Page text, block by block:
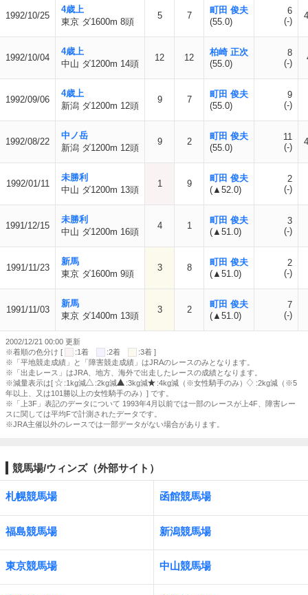
1992/10/25
4歳上
東京 ダ1600m 8頭
5 7
町田 俊夫
(55.0)
6
(-)
1992/10/04
4歳上
中山 ダ1200m 14頭
12 12
柏崎 正次
(55.0)
8
(-)
1992/09/06
4歳上
新潟 ダ1200m 12頭
9 7
町田 俊夫
(55.0)
9
(-)
1992/08/22
中ノ岳
新潟 ダ1200m 12頭
9 2
町田 俊夫
(55.0)
11
(-)
1992/01/11
未勝利
中山 ダ1200m 13頭
1 9
町田 俊夫
(▲52.0)
2
(-)
1991/12/15
未勝利
中山 ダ1200m 16頭
4 1
町田 俊夫
(▲51.0)
3
(-)
1991/11/23
新馬
東京 ダ1600m 9頭
3 8
町田 俊夫
(▲51.0)
2
(-)
1991/11/03
新馬
東京 ダ1400m 13頭
3 2
町田 俊夫
(▲51.0)
7
(-)
2002/12/21 00:00 更新
※着順の色分け [
:1着 :2着
:3着 ]
※「平地競走成績」と「障害競走成績」はJRAのレースのみとなります。
※「出走レース」はJRA、地方、海外で出走したレースの成績となります。
※減量表示は[
:1kg減 :2kg減 :3kg減 :4kg減（※女性騎手のみ）
:2kg減（※5
年以上、又は101勝以上の女性騎手のみ）] です。
※「上3F」表記のデータについて 1993年4月以前では一部のレースが上4F、障害レー
スに関しては平均Fで計測されたデータです。
※JRA主催以外のレースでは一部データがない場合があります。
競馬場/ウィンズ（外部サイト）
札幌競馬場 函館競馬場
福島競馬場 新潟競馬場
東京競馬場 中山競馬場